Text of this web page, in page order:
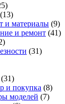
(13)
и материалы (9)
и ремонт (41)
(31)
(31)
и покупка (8)
моделей (7)